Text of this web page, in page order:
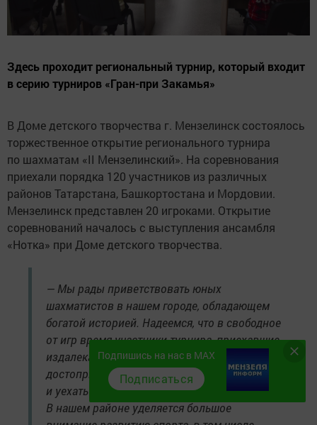
Здесь проходит региональный турнир, который входит
в серию турниров «Гран-при Закамья»
В Доме детского творчества г. Мензелинск состоялось
торжественное открытие регионального турнира
по шахматам «II Мензелинский». На соревнования
приехали порядка 120 участников из различных
районов Татарстана, Башкортостана и Мордовии.
Мензелинск представлен 20 игроками. Открытие
соревнований началось с выступления ансамбля
«Нотка» при Доме детского творчества.
— Мы рады приветствовать юных
шахматистов в нашем городе, обладающем
богатой историей. Надеемся, что в свободное
от игр время участники турнира, приехавшие
издалека, смогут ознакомиться
достопримечательностями нашего города
и уехать отсюда с хорошими впечатлениями.
В нашем районе уделяется большое
Подпишись на нас в MAX
Подписаться